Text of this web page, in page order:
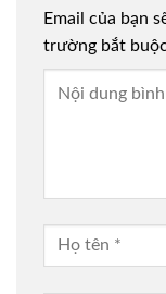
Email của bạn
trường bắt